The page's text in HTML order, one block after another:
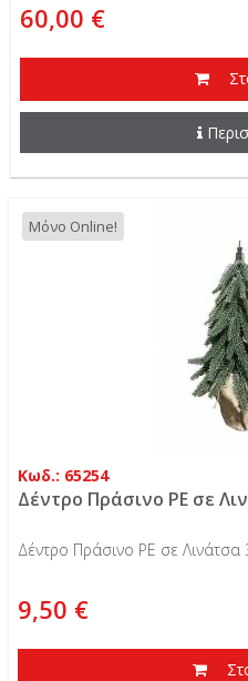
60,00 €
Μόνο Online!
Κωδ.: 65254
Δέντρο Πράσινο PE σε
Δέντρο Πράσινο PE σε Λινάτσα
9,50 €